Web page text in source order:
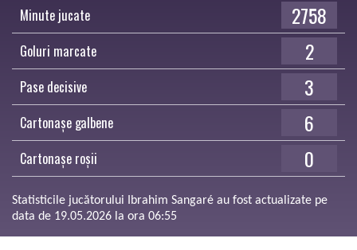
Minute jucate 2758
Goluri marcate 2
Pase decisive 3
Cartonașe galbene 6
Cartonașe roșii 0
Statisticile jucătorului Ibrahim Sangaré au fost actualizate pe
data de 19.05.2026 la ora 06:55